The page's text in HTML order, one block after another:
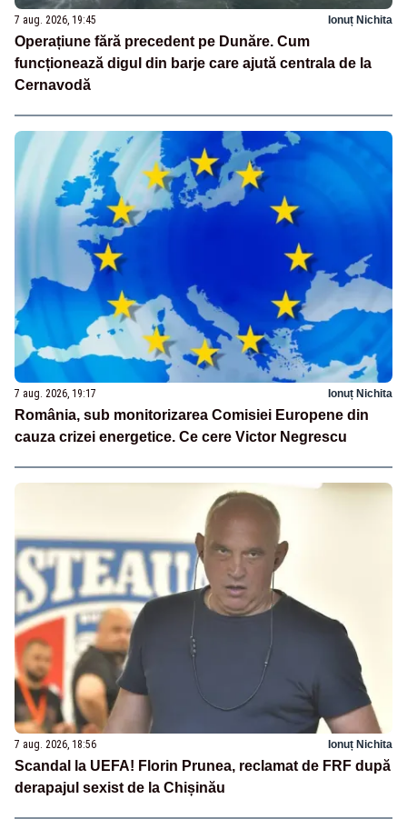
7 aug. 2026, 19:45 Ionuț Nichita
Operațiune fără precedent pe Dunăre. Cum
funcționează digul din barje care ajută centrala de la
Cernavodă
7 aug. 2026, 19:17 Ionuț Nichita
România, sub monitorizarea Comisiei Europene din
cauza crizei energetice. Ce cere Victor Negrescu
7 aug. 2026, 18:56 Ionuț Nichita
Scandal la UEFA! Florin Prunea, reclamat de FRF după
derapajul sexist de la Chișinău